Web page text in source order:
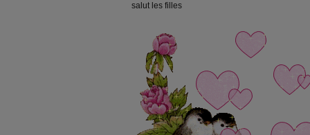
salut les filles